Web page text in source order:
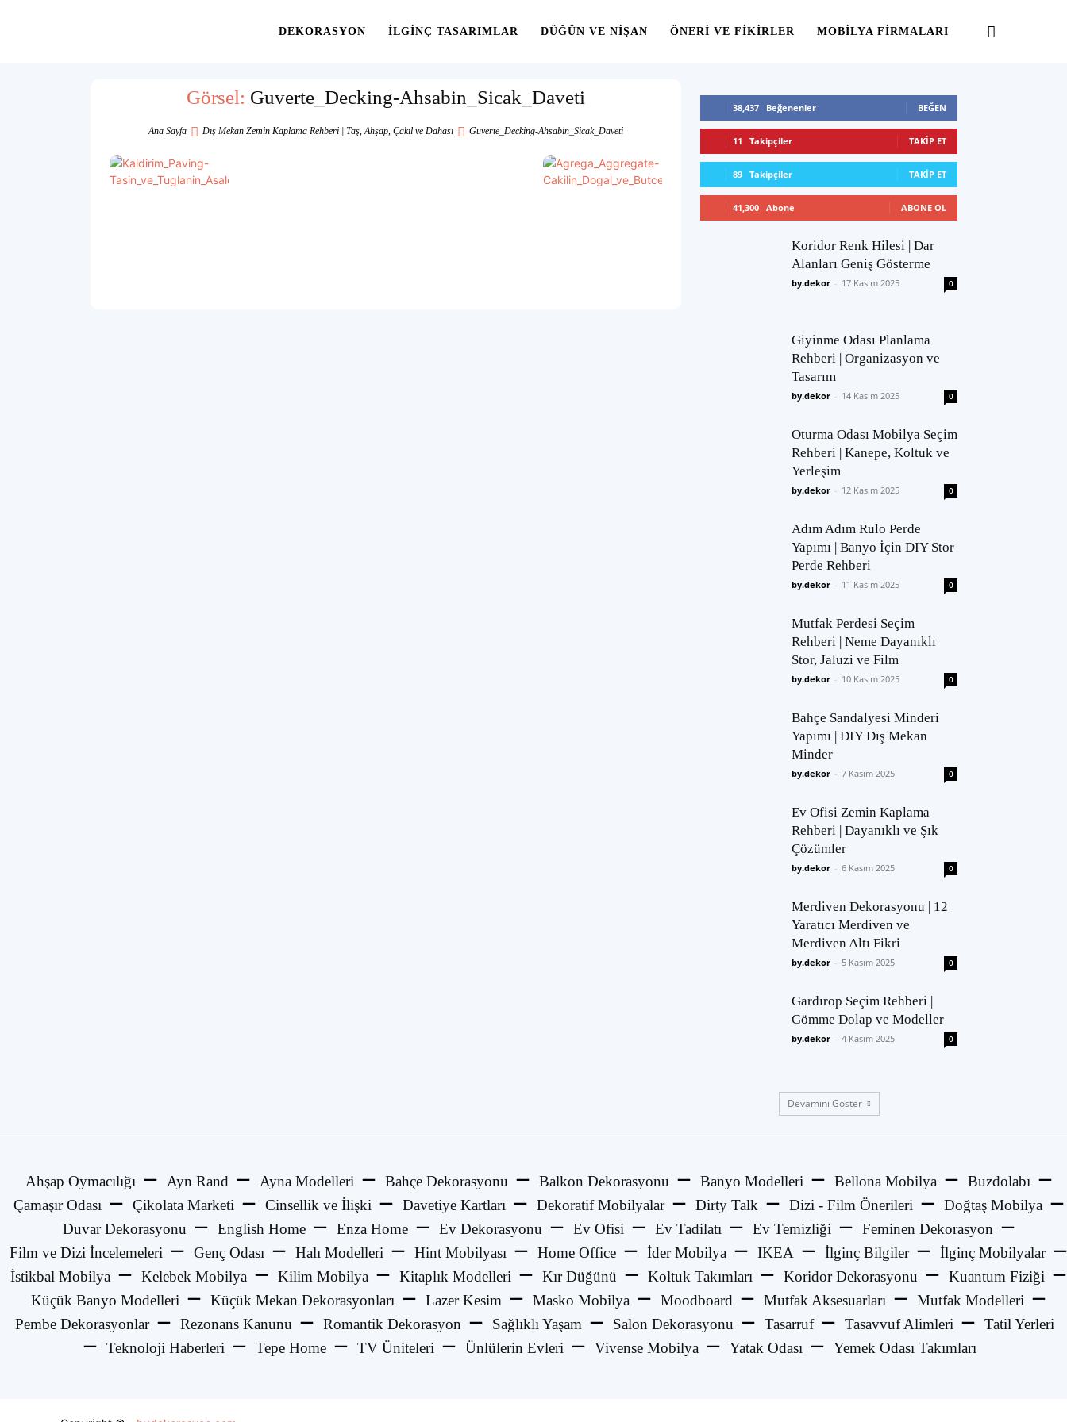
DEKORASYON İLGINÇ TASARIMLAR DÜĞÜN VE NIŞAN ÖNERI VE FIKIRLER MOBILYA FIRMALARI
Görsel: Guverte_Decking-Ahsabin_Sicak_Daveti
Ana Sayfa Dış Mekan Zemin Kaplama Rehberi | Taş, Ahşap, Çakıl ve Dahası Guverte_Decking-Ahsabin_Sicak_Daveti
38,437 Beğenenler BEĞEN
11 Takipçiler TAKIP ET
89 Takipçiler TAKIP ET
41,300 Abone ABONE OL
Koridor Renk Hilesi | Dar
Alanları Geniş Gösterme
by.dekor - 17 Kasım 2025 0
Giyinme Odası Planlama
Rehberi | Organizasyon ve
Tasarım
by.dekor - 14 Kasım 2025 0
Oturma Odası Mobilya Seçim
Rehberi | Kanepe, Koltuk ve
Yerleşim
by.dekor - 12 Kasım 2025 0
Adım Adım Rulo Perde
Yapımı | Banyo İçin DIY Stor
Perde Rehberi
by.dekor - 11 Kasım 2025 0
Mutfak Perdesi Seçim
Rehberi | Neme Dayanıklı
Stor, Jaluzi ve Film
by.dekor - 10 Kasım 2025 0
Bahçe Sandalyesi Minderi
Yapımı | DIY Dış Mekan
Minder
by.dekor - 7 Kasım 2025 0
Ev Ofisi Zemin Kaplama
Rehberi | Dayanıklı ve Şık
Çözümler
by.dekor - 6 Kasım 2025 0
Merdiven Dekorasyonu | 12
Yaratıcı Merdiven ve
Merdiven Altı Fikri
by.dekor - 5 Kasım 2025 0
Gardırop Seçim Rehberi |
Gömme Dolap ve Modeller
by.dekor - 4 Kasım 2025 0
Devamını Göster
Ahşap Oymacılığı Ayn Rand Ayna Modelleri Bahçe Dekorasyonu Balkon Dekorasyonu Banyo Modelleri Bellona Mobilya
Buzdolabı
Çamaşır Odası
Çikolata Marketi Cinsellik ve İlişki Davetiye Kartları Dekoratif Mobilyalar Dirty Talk Dizi - Film Önerileri
Doğtaş Mobilya
Duvar Dekorasyonu
English Home Enza Home Ev Dekorasyonu Ev Ofisi Ev Tadilatı Ev Temizliği
Feminen Dekorasyon
Film ve Dizi İncelemeleri
Genç Odası Halı Modelleri Hint Mobilyası Home Office İder Mobilya IKEA İlginç Bilgiler
İlginç Mobilyalar
İstikbal Mobilya
Kelebek Mobilya Kilim Mobilya Kitaplık Modelleri Kır Düğünü Koltuk Takımları Koridor Dekorasyonu
Kuantum Fiziği
Küçük Banyo Modelleri
Küçük Mekan Dekorasyonları Lazer Kesim Masko Mobilya Moodboard Mutfak Aksesuarları
Mutfak Modelleri
Pembe Dekorasyonlar
Rezonans Kanunu Romantik Dekorasyon Sağlıklı Yaşam Salon Dekorasyonu Tasarruf Tasavvuf Alimleri
Tatil Yerleri
Teknoloji Haberleri
Tepe Home TV Üniteleri Ünlülerin Evleri Vivense Mobilya Yatak Odası Yemek Odası Takımları